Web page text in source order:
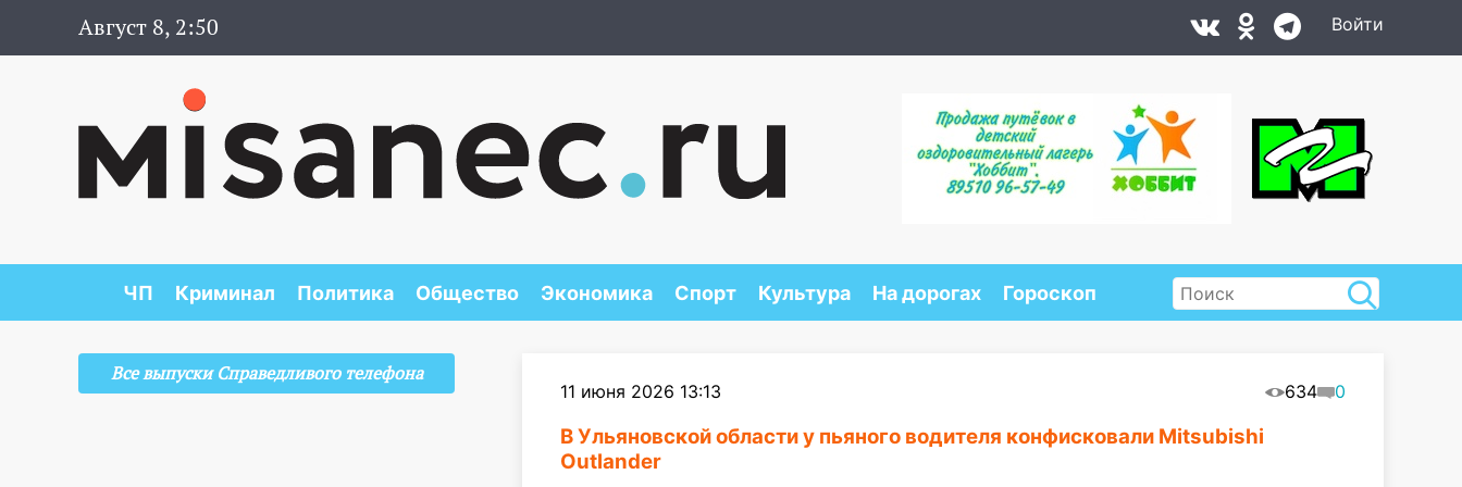
Август 8, 2:50 Войти
ЧП Криминал Политика Общество Экономика Спорт Культура На дорогах Гороскоп
11 июня 2026 13:13 634 0
В Ульяновской области у пьяного водителя конфисковали Mitsubishi
Outlander
Все выпуски Справедливого телефона